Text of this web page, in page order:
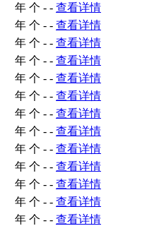
年 个 - - 查看详情
年 个 - - 查看详情
年 个 - - 查看详情
年 个 - - 查看详情
年 个 - - 查看详情
年 个 - - 查看详情
年 个 - - 查看详情
年 个 - - 查看详情
年 个 - - 查看详情
年 个 - - 查看详情
年 个 - - 查看详情
年 个 - - 查看详情
年 个 - - 查看详情